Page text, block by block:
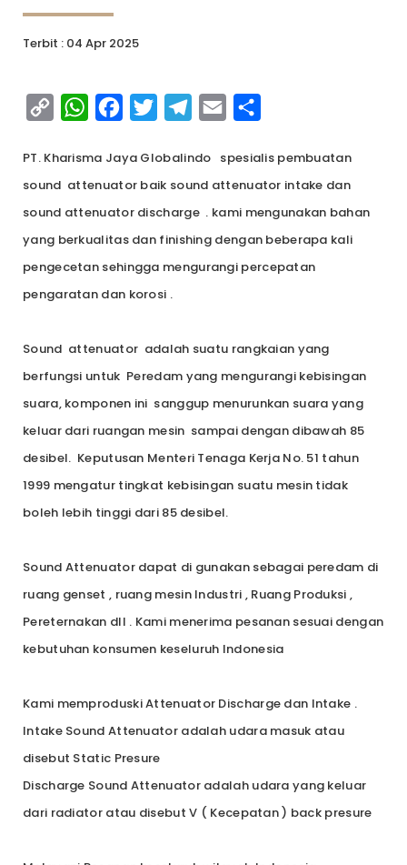
Terbit : 04 Apr 2025
Copy
WhatsApp
FacebookTwitterTelegram
Email
PT. Kharisma Jaya Globalindo spesialis pembuatan
sound attenuator baik sound attenuator intake dan
sound attenuator discharge . kami mengunakan bahan
yang berkualitas dan finishing dengan beberapa kali
pengecetan sehingga mengurangi percepatan
pengaratan dan korosi .
Sound attenuator adalah suatu rangkaian yang
berfungsi untuk Peredam yang mengurangi kebisingan
suara, komponen ini sanggup menurunkan suara yang
keluar dari ruangan mesin sampai dengan dibawah 85
desibel. Keputusan Menteri Tenaga Kerja No. 51 tahun
1999 mengatur tingkat kebisingan suatu mesin tidak
boleh lebih tinggi dari 85 desibel.
Sound Attenuator dapat di gunakan sebagai peredam di
ruang genset , ruang mesin Industri , Ruang Produksi ,
Pereternakan dll . Kami menerima pesanan sesuai dengan
kebutuhan konsumen keseluruh Indonesia
Kami memproduski Attenuator Discharge dan Intake .
Intake Sound Attenuator adalah udara masuk atau
disebut Static Presure
Discharge Sound Attenuator adalah udara yang keluar
dari radiator atau disebut V ( Kecepatan ) back presure